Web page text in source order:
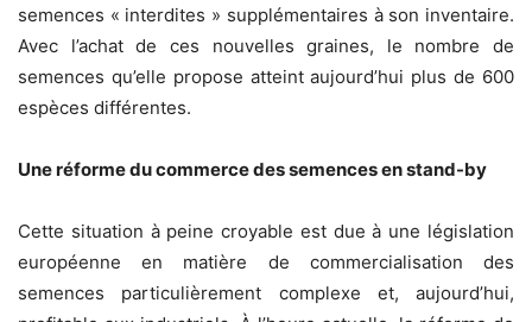
semences « interdites » supplémentaires à son inventaire.
Avec l’achat de ces nouvelles graines, le nombre de
semences qu’elle propose atteint aujourd’hui plus de 600
espèces différentes.
Une réforme du commerce des semences en stand-by
Cette situation à peine croyable est due à une législation
européenne en matière de commercialisation des
semences particulièrement complexe et, aujourd’hui,